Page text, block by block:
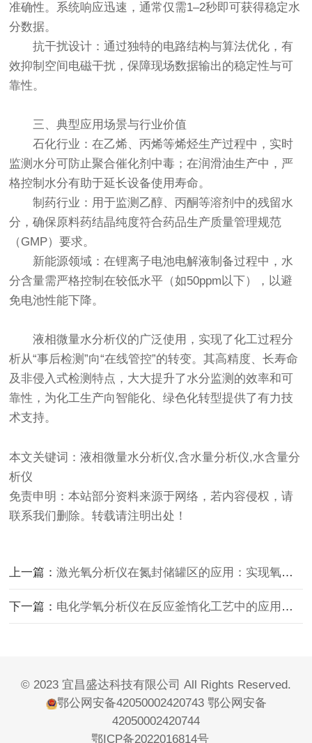
准确性。系统响应迅速，通常仅需1–2秒即可获得稳定水
分数据。
抗干扰设计：通过独特的电路结构与算法优化，有
效抑制空间电磁干扰，保障现场数据输出的稳定性与可
靠性。
三、典型应用场景与行业价值
石化行业：在乙烯、丙烯等烯烃生产过程中，实时
监测水分可防止聚合催化剂中毒；在润滑油生产中，严
格控制水分有助于延长设备使用寿命。
制药行业：用于监测乙醇、丙酮等溶剂中的残留水
分，确保原料药结晶纯度符合药品生产质量管理规范
（GMP）要求。
新能源领域：在锂离子电池电解液制备过程中，水
分含量需严格控制在较低水平（如50ppm以下），以避
免电池性能下降。
液相微量水分析仪的广泛使用，实现了化工过程分
析从“事后检测”向“在线管控”的转变。其高精度、长寿命
及非侵入式检测特点，大大提升了水分监测的效率和可
靠性，为化工生产向智能化、绿色化转型提供了有力技
术支持。
本文关键词：液相微量水分析仪,含水量分析仪,水含量分
析仪
免责申明：本站部分资料来源于网络，若内容侵权，请
联系我们删除。转载请注明出处！
上一篇：激光氧分析仪在氮封储罐区的应用：实现氧含量精准监测与安全联锁
下一篇： 电化学氧分析仪在反应釜惰化工艺中的应用与安全闭环构建
© 2023 宜昌盛达科技有限公司 All Rights Reserved.
鄂公网安备42050002420743 鄂公网安备
42050002420744
鄂ICP备2022016814号